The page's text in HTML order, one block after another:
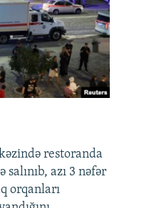
restoranda
salınıb, azı 3 nəfər
orqanları